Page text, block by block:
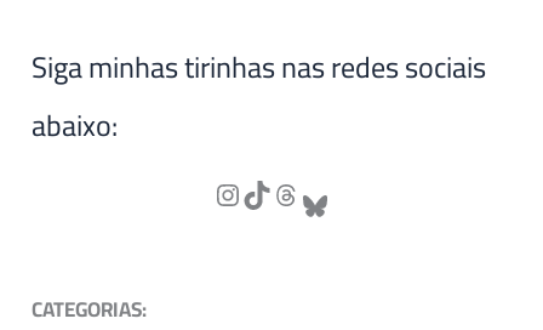
Siga minhas tirinhas nas redes sociais
abaixo:
CATEGORIAS: